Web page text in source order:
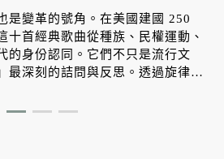
是變革的號角。在美國建國 250
十首經典歌曲從種族、民權運動、
的身份認同。它們不只是流行文
最深刻的詰問與反思。透過旋律，
漫長旅程。